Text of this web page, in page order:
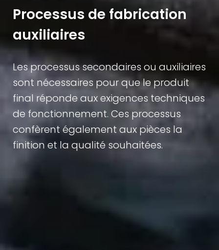
Processus de fabrication
auxiliaires
Les processus secondaires ou auxiliaires
sont nécessaires pour que le produit
final réponde aux exigences techniques
de fonctionnement. Ces processus
confèrent également aux pièces la
finition et la qualité souhaitées.